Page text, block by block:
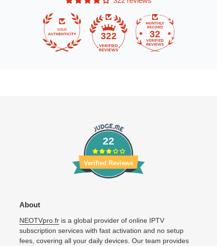
322 32
22
Verified Reviews
About
NEOTVpro.fr is a global provider of online IPTV
subscription services with fast activation and no setup
fees, covering all your daily devices. Our team provides